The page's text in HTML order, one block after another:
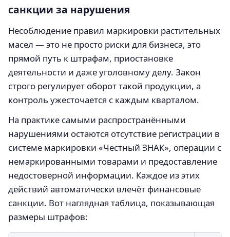
санкции за нарушения
Несоблюдение правил маркировки растительных
масел — это не просто риски для бизнеса, это
прямой путь к штрафам, приостановке
деятельности и даже уголовному делу. Закон
строго регулирует оборот такой продукции, а
контроль ужесточается с каждым кварталом.
На практике самыми распространёнными
нарушениями остаются отсутствие регистрации в
системе маркировки «Честный ЗНАК», операции с
немаркированными товарами и предоставление
недостоверной информации. Каждое из этих
действий автоматически влечёт финансовые
санкции. Вот наглядная таблица, показывающая
размеры штрафов: